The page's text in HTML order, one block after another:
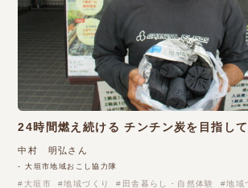
24時間燃え続ける チンチン炭を目指して
中村 明弘さん
- 大垣市地域おこし協力隊
大垣市 地域づくり 田舎暮らし・自然体験
地域